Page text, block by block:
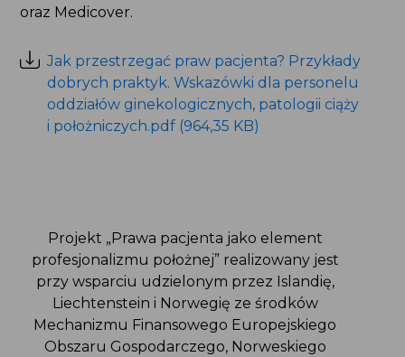
oraz Medicover.
Jak przestrzegać praw pacjenta? Przykłady
dobrych praktyk. Wskazówki dla personelu
oddziałów ginekologicznych, patologii ciąży
i położniczych.pdf (964,35 KB)
Projekt „Prawa pacjenta jako element
profesjonalizmu położnej” realizowany jest
przy wsparciu udzielonym przez Islandię,
Liechtenstein i Norwegię ze środków
Mechanizmu Finansowego Europejskiego
Obszaru Gospodarczego, Norweskiego